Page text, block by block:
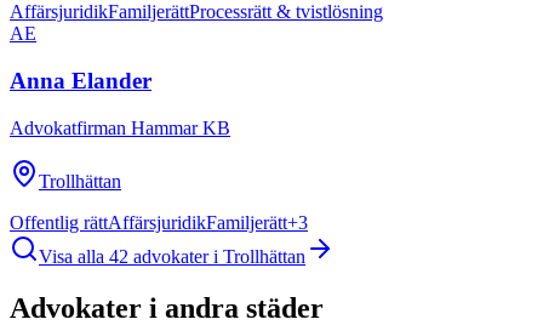
AffärsjuridikFamiljerättProcessrätt & tvistlösning
AE
Anna Elander
Advokatfirman Hammar KB
Trollhättan
Offentlig rättAffärsjuridikFamiljerätt+3
Visa alla 42 advokater i Trollhättan
Advokater i andra städer